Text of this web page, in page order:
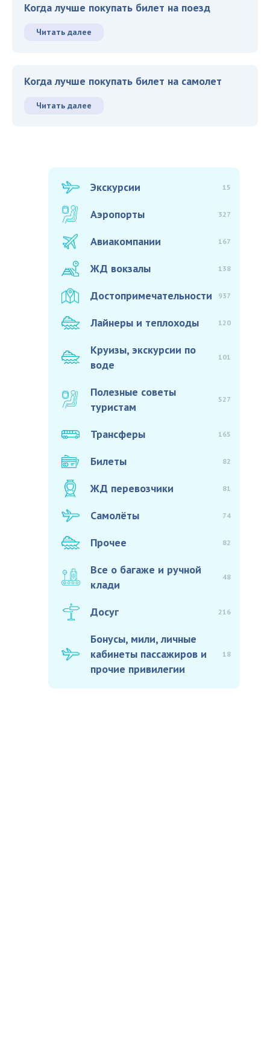
Когда лучше покупать билет на поезд
Читать далее
Когда лучше покупать билет на самолет
Читать далее
Экскурсии 15
Аэропорты 327
Авиакомпании 167
ЖД вокзалы 138
Достопримечательности 937
Лайнеры и теплоходы 120
Круизы, экскурсии по
воде
101
Полезные советы
туристам
527
Трансферы 165
Билеты 82
ЖД перевозчики 81
Самолёты 74
Прочее 82
Все о багаже и ручной
клади
48
Досуг 216
Бонусы, мили, личные
кабинеты пассажиров и
прочие привилегии
18